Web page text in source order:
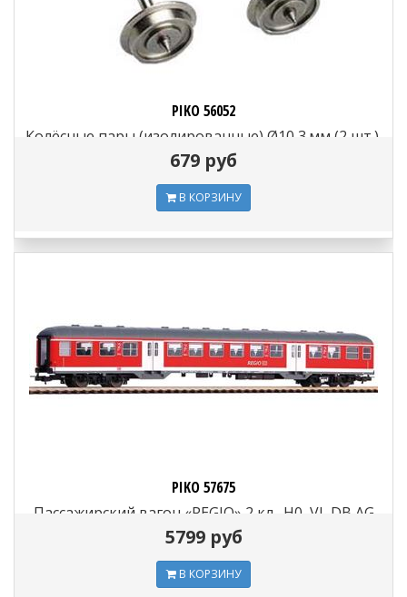
PIKO 56052
Колёсные пары (изолированные) Ø10,3 мм (2 шт.),
H0
679 руб
В КОРЗИНУ
PIKO 57675
Пассажирский вагон «REGIO» 2 кл., H0, VI, DB AG
5799 руб
В КОРЗИНУ